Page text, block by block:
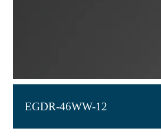
EGDR-46WW-12